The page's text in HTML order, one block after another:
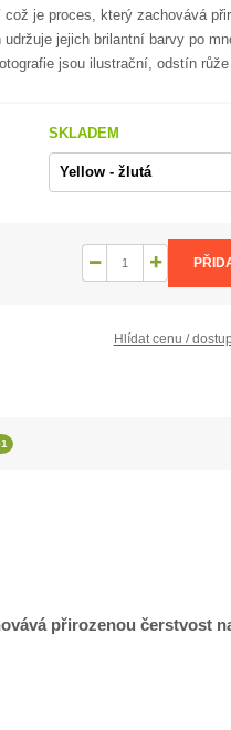
je proces, který zachovává
jejich brilantní barvy po
jsou ilustrační, odstín růže
SKLADEM
Hlídat cenu /
přirozenou čerstvost